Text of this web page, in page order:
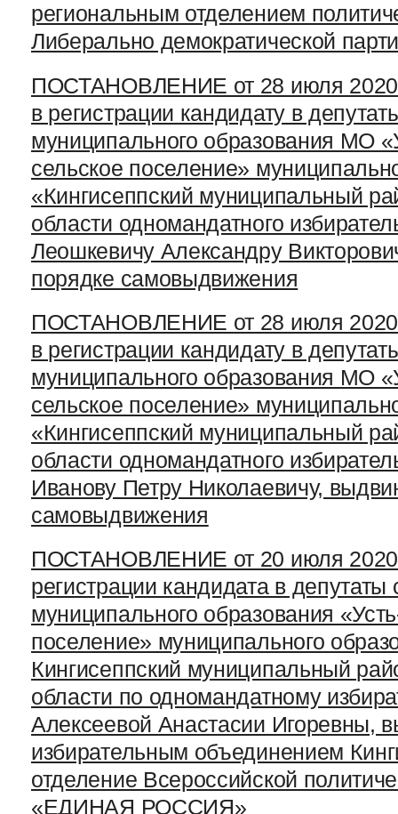
региональным отделением
Либерально демократической
ПОСТАНОВЛЕНИЕ от 28 июля 2020
в регистрации кандидату в
муниципального образования МО
сельское поселение»
«Кингисеппский муниципальный
области одномандатного
Леошкевичу Александру
порядке самовыдвижения
ПОСТАНОВЛЕНИЕ от 28 июля 2020
в регистрации кандидату в
муниципального образования МО
сельское поселение»
«Кингисеппский муниципальный
области одномандатного
Иванову Петру Николаевичу,
самовыдвижения
ПОСТАНОВЛЕНИЕ от 20 июля
регистрации кандидата в депутаты
муниципального образования
поселение» муниципального
Кингисеппский муниципальный
области по одномандатному
Алексеевой Анастасии Игоревны,
избирательным объединением
отделение Всероссийской
«ЕДИНАЯ РОССИЯ»